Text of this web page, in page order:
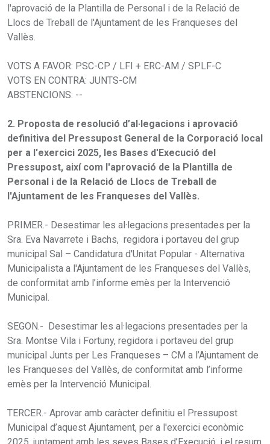
l'aprovació de la Plantilla de Personal i de la Relació de
Llocs de Treball de l'Ajuntament de les Franqueses del
Vallès.
VOTS A FAVOR: PSC-CP / LFI + ERC-AM / SPLF-C
VOTS EN CONTRA: JUNTS-CM
ABSTENCIONS: --
2. Proposta de resolució d’al·legacions i aprovació
definitiva del Pressupost General de la Corporació local
per a l'exercici 2025, les Bases d'Execució del
Pressupost, així com l'aprovació de la Plantilla de
Personal i de la Relació de Llocs de Treball de
l'Ajuntament de les Franqueses del Vallès.
PRIMER.- Desestimar les al·legacions presentades per la
Sra. Eva Navarrete i Bachs, regidora i portaveu del grup
municipal Sal – Candidatura d'Unitat Popular - Alternativa
Municipalista a l'Ajuntament de les Franqueses del Vallès,
de conformitat amb l’informe emès per la Intervenció
Municipal.
SEGON.- Desestimar les al·legacions presentades per la
Sra. Montse Vila i Fortuny, regidora i portaveu del grup
municipal Junts per Les Franqueses – CM a l’Ajuntament de
les Franqueses del Vallès, de conformitat amb l’informe
emès per la Intervenció Municipal.
TERCER.- Aprovar amb caràcter definitiu el Pressupost
Municipal d’aquest Ajuntament, per a l'exercici econòmic
2025, juntament amb les seves Bases d’Execució, i el resum